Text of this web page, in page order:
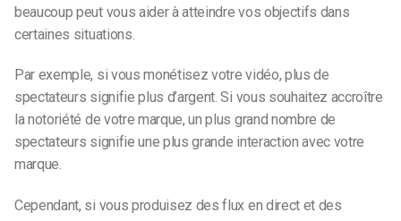
beaucoup peut vous aider à atteindre vos objectifs dans
certaines situations.
Par exemple, si vous monétisez votre vidéo, plus de
spectateurs signifie plus d’argent. Si vous souhaitez accroître
la notoriété de votre marque, un plus grand nombre de
spectateurs signifie une plus grande interaction avec votre
marque.
Cependant, si vous produisez des flux en direct et des